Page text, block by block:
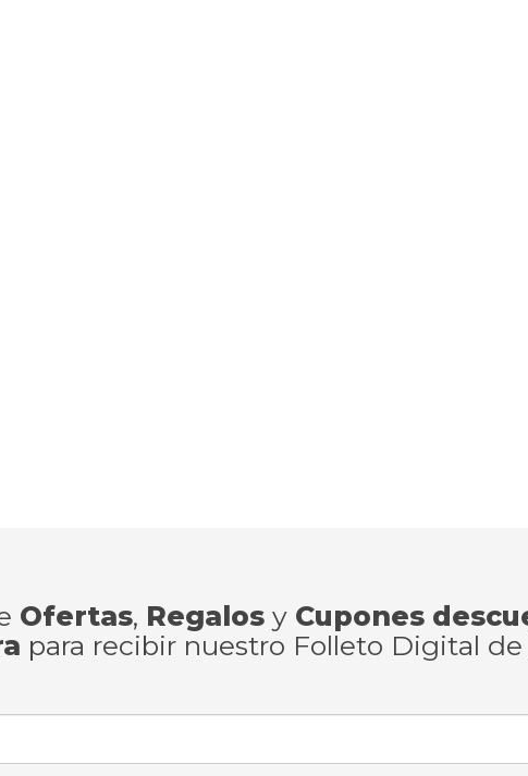
Ofertas, Regalosy Cupones
para recibir nuestro Folleto Digital de